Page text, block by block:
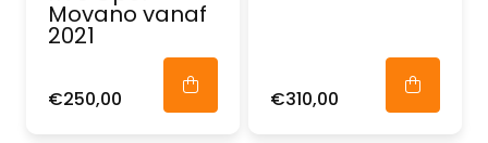
Movano vanaf
2021
€250,00 €310,00